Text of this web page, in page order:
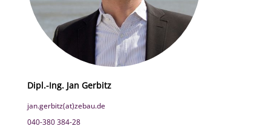
Dipl.-Ing. Jan Gerbitz
jan.gerbitz(at)zebau.de
040-380 384-28